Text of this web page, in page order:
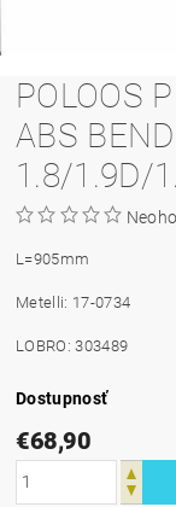
POLOOS
ABS
1.8/1.9D/
L=905mm
Metelli: 17-0734
LOBRO: 303489
Dostupnosť
€68,90